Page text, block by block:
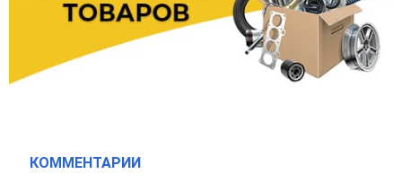
КОММЕНТАРИИ